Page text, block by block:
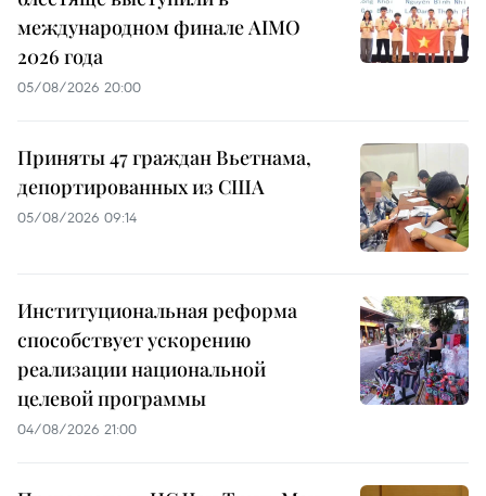
международном финале AIMO
2026 года
05/08/2026 20:00
Приняты 47 граждан Вьетнама,
депортированных из США
05/08/2026 09:14
Институциональная реформа
способствует ускорению
реализации национальной
целевой программы
04/08/2026 21:00